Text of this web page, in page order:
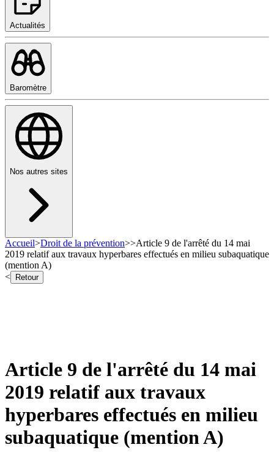
Actualités
Baromètre
Nos autres sites
Accueil>Droit de la prévention>>Article 9 de l'arrêté du 14 mai
2019 relatif aux travaux hyperbares effectués en milieu subaquatique
(mention A)
<
Retour
Article 9 de l'arrêté du 14 mai
2019 relatif aux travaux
hyperbares effectués en milieu
subaquatique (mention A)